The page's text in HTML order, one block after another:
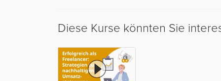
Diese Kurse könnten Sie